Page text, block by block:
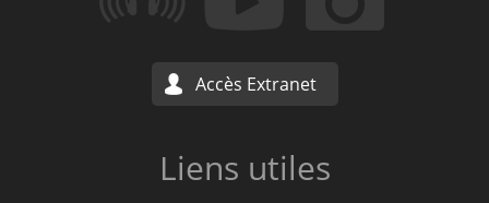
Accès Extranet
Liens utiles